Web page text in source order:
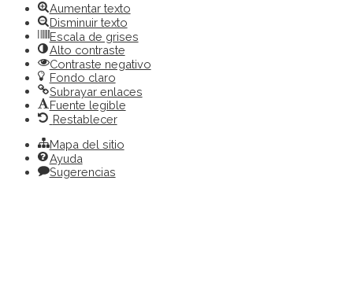
Aumentar texto
Disminuir texto
Escala de grises
Alto contraste
Contraste negativo
Fondo claro
Subrayar enlaces
Fuente legible
Restablecer
Mapa del sitio
Ayuda
Sugerencias